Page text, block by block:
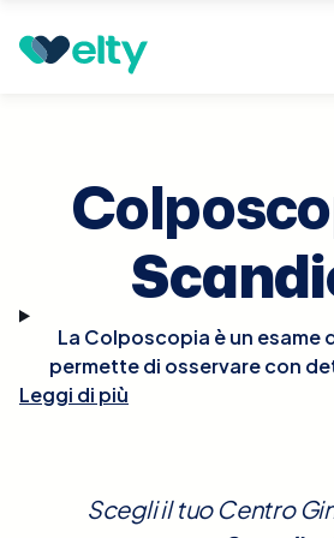
Prenota visita
La Colposcopia è un esame
permette di osservare con
uterina, utilizzando uno
preparazione particolare prima
Leggi di più
Scegli il tuo Centro